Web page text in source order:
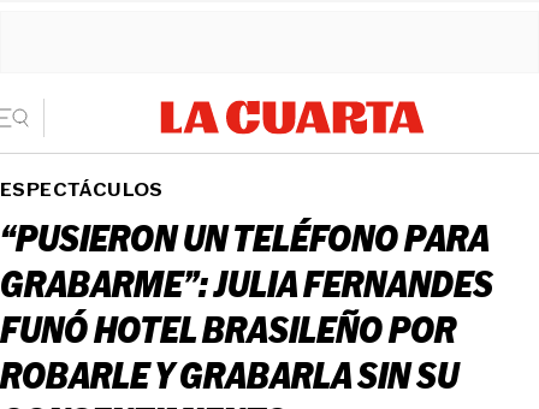
ESPECTÁCULOS
“PUSIERON UN TELÉFONO PARA
GRABARME”: JULIA FERNANDES
FUNÓ HOTEL BRASILEÑO POR
ROBARLE Y GRABARLA SIN SU